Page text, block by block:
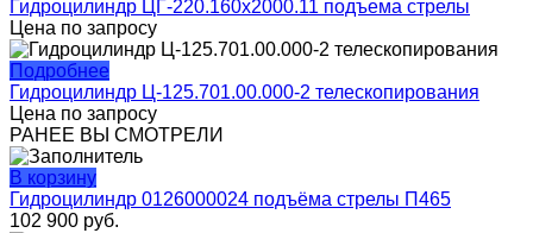
Гидроцилиндр ЦГ-220.160х2000.11 подъема стрелы
Цена по запросу
Подробнее
Гидроцилиндр Ц-125.701.00.000-2 телескопирования
Цена по запросу
РАНЕЕ ВЫ СМОТРЕЛИ
В корзину
Гидроцилиндр 0126000024 подъёма стрелы П465
102 900 руб.